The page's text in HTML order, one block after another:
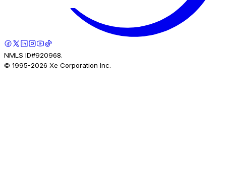
NMLS ID#920968.
© 1995-2026 Xe Corporation Inc.